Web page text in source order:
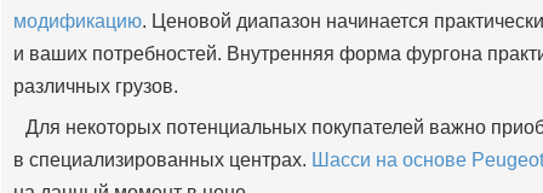
модификацию. Ценовой диапазон начинается
и ваших потребностей. Внутренняя форма фургона
различных грузов.
Для некоторых потенциальных покупателей важно
в специализированных центрах. Шасси на основе